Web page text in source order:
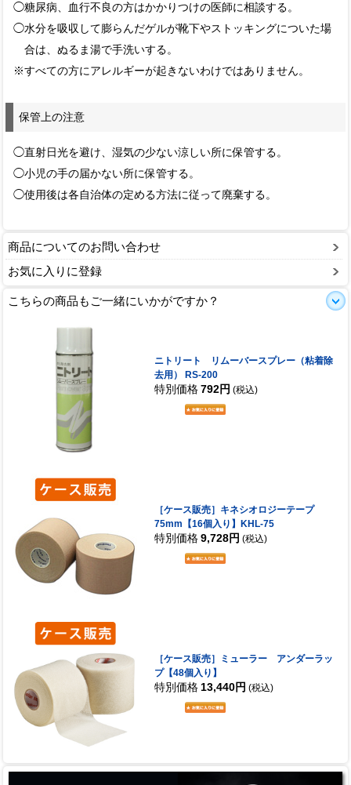
◯糖尿病、血行不良の方はかかりつけの医師に相談する。
◯水分を吸収して膨らんだゲルが靴下やストッキングについた場
合は、ぬるま湯で手洗いする。
※すべての方にアレルギーが起きないわけではありません。
保管上の注意
◯直射日光を避け、湿気の少ない涼しい所に保管する。
◯小児の手の届かない所に保管する。
◯使用後は各自治体の定める方法に従って廃棄する。
商品についてのお問い合わせ
お気に入りに登録
こちらの商品もご一緒にいかがですか？
ニトリート リムーバースプレー（粘着除
去用） RS-200
特別価格 792円 (税込)
［ケース販売］キネシオロジーテープ
75mm【16個入り】KHL-75
特別価格 9,728円 (税込)
［ケース販売］ミューラー アンダーラッ
プ【48個入り】
特別価格 13,440円 (税込)